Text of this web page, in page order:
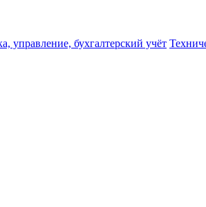
управление, бухгалтерский учёт